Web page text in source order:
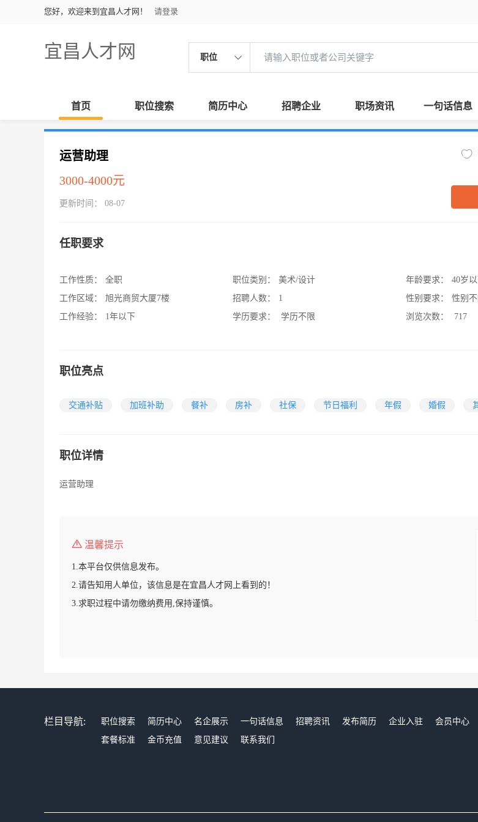
您好，欢迎来到宜昌人才网！ 请登录
宜昌人才网 职位
首页 职位搜索 简历中心 招聘企业 职场资讯 一句话信息
运营助理
3000-4000元
更新时间： 08-07
任职要求
工作性质：
全职
工作区域：
旭光商贸大厦7楼
工作经验：
1年以下
职位类别：
美术/设计
招聘人数：
1
学历要求：
学历不限
年龄要求：
40岁
性别要求：
性别
浏览次数：
717
职位亮点
交通补贴 加班补助 餐补 房补 社保 节日福利 年假 婚假
职位详情
运营助理
温馨提示
1.本平台仅供信息发布。
2.请告知用人单位，该信息是在宜昌人才网上看到的！
3.求职过程中请勿缴纳费用,保持谨慎。
栏目导航: 职位搜索 简历中心 名企展示 一句话信息 招聘资讯 发布简历 企业入驻 会员中心
套餐标准
金币充值 意见建议 联系我们